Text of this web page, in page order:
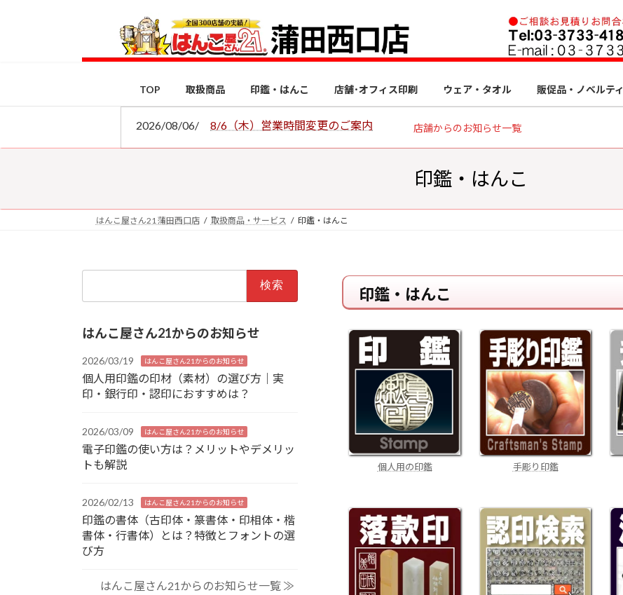
ス
ン
TOP 取扱商品 印鑑・はんこ 店舗･オフィス印刷 ウェア・タオル 販促品・ノベルティ
2026/08/06/ 8/6（木）営業時間変更のご案内 店舗からのお知らせ一覧
印鑑・はんこ
はんこ屋さん21 蒲田西口店 取扱商品・サービス 印鑑・はんこ
印鑑・はんこ
個人用の印鑑 手彫り印鑑
はんこ屋さん21からのお知らせ
2026/03/19 はんこ屋さん21からのお知らせ
個人用印鑑の印材（素材）の選び方｜実
印・銀行印・認印におすすめは？
2026/03/09 はんこ屋さん21からのお知らせ
電子印鑑の使い方は？メリットやデメリッ
トも解説
2026/02/13 はんこ屋さん21からのお知らせ
印鑑の書体（古印体・篆書体・印相体・楷
書体・行書体）とは？特徴とフォントの選
び方
はんこ屋さん21からのお知らせ一覧 ≫